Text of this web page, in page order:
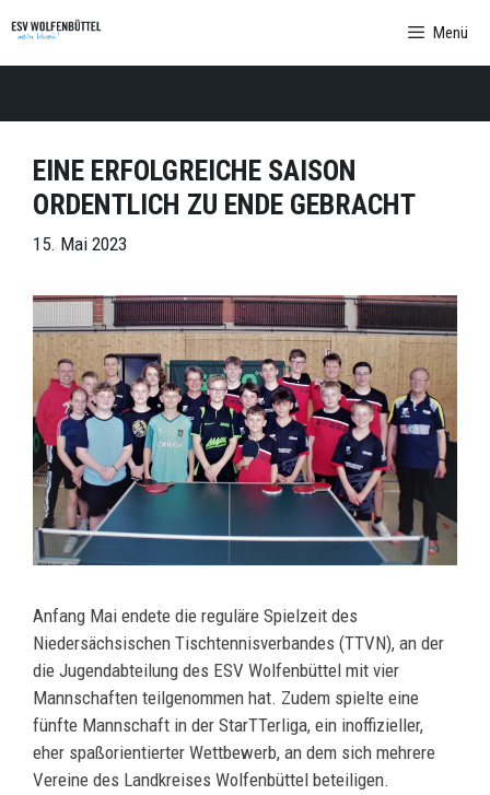
Inhalt
springen
Menü
EINE ERFOLGREICHE SAISON
ORDENTLICH ZU ENDE GEBRACHT
15. Mai 2023
Anfang Mai endete die reguläre Spielzeit des
Niedersächsischen Tischtennisverbandes (TTVN), an der
die Jugendabteilung des ESV Wolfenbüttel mit vier
Mannschaften teilgenommen hat. Zudem spielte eine
fünfte Mannschaft in der StarTTerliga, ein inoffizieller,
eher spaßorientierter Wettbewerb, an dem sich mehrere
Vereine des Landkreises Wolfenbüttel beteiligen.